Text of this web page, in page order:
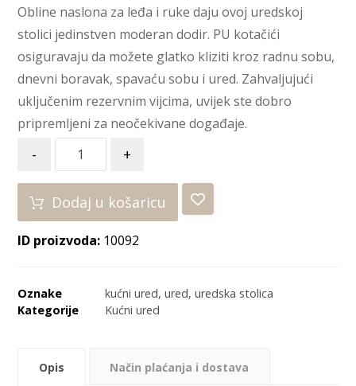
Obline naslona za leđa i ruke daju ovoj uredskoj
stolici jedinstven moderan dodir. PU kotačići
osiguravaju da možete glatko kliziti kroz radnu sobu,
dnevni boravak, spavaću sobu i ured. Zahvaljujući
uključenim rezervnim vijcima, uvijek ste dobro
pripremljeni za neočekivane događaje.
- +
Dodaj u košaricu
ID proizvoda: 10092
Oznake kućni ured,ured,uredska stolica
Kategorije
Kućni ured
Opis Način plaćanja i dostava